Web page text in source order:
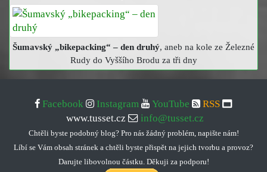
Šumavský „bikepacking“ – den druhý, aneb na kole ze Železné
Rudy do Vyššího Brodu za tři dny
Facebook Instagram YouTube
RSS
www.tusset.cz
info@tusset.cz
Chtěli byste podobný blog? Pro nás žádný problém, napište nám!
Líbí se Vám obsah stránek a chtěli byste přispět na jejich tvorbu a provoz?
Darujte libovolnou částku. Děkuji za podporu!